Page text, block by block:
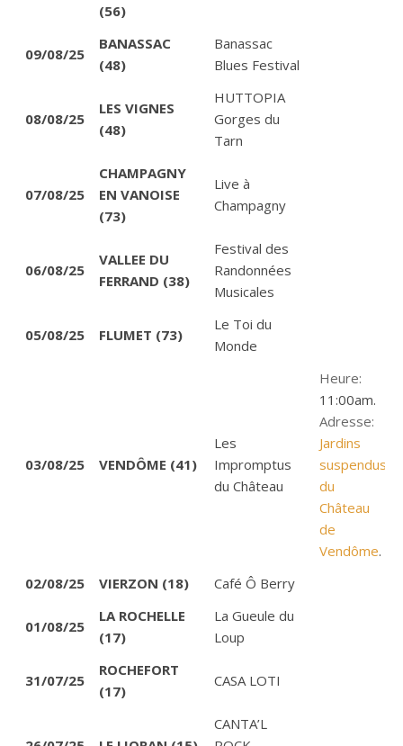
(56)
09/08/25
BANASSAC
(48)
Banassac
Blues Festival
08/08/25
LES VIGNES
(48)
HUTTOPIA
Gorges du
Tarn
07/08/25
CHAMPAGNY
EN VANOISE
(73)
Live à
Champagny
06/08/25
VALLEE DU
FERRAND (38)
Festival des
Randonnées
Musicales
05/08/25 FLUMET (73)
Le Toi du
Monde
03/08/25 VENDÔME (41)
Les
Impromptus
du Château
Heure:
11:00am.
Adresse:
Jardins
suspendus
du
Château
de
Vendôme.
02/08/25
VIERZON (18) Café Ô Berry
01/08/25
LA ROCHELLE
(17)
La Gueule du
Loup
31/07/25
ROCHEFORT
(17)
CASA LOTI
CANTA’L